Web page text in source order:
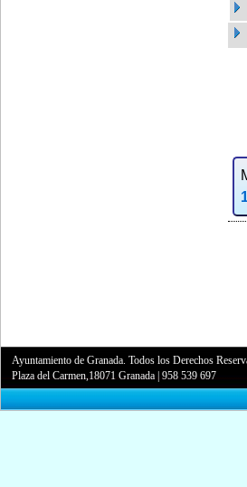
Ayuntamiento de Granada. Todos los Derechos
Plaza del Carmen,18071 Granada |958 539 697